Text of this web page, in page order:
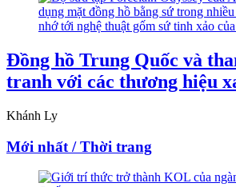
Đồng hồ Trung Quốc và
tranh với các thương hiệu
Khánh Ly
Mới nhất / Thời trang